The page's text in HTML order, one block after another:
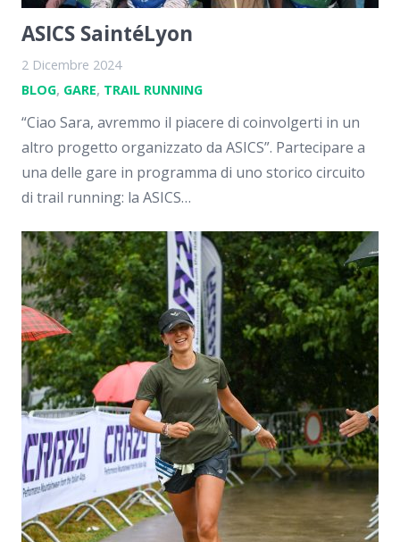
ASICS SaintéLyon
2 Dicembre 2024
BLOG, GARE, TRAIL RUNNING
“Ciao Sara, avremmo il piacere di coinvolgerti in un
altro progetto organizzato da ASICS”. Partecipare a
una delle gare in programma di uno storico circuito
di trail running: la ASICS…